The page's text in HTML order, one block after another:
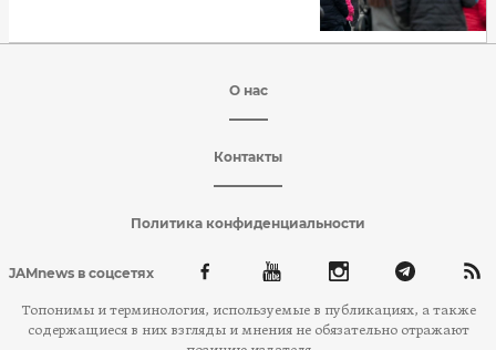
О нас
Контакты
Политика конфиденциальности
JAMnews в соцсетях
Топонимы и терминология, используемые в публикациях, а также
содержащиеся в них взгляды и мнения не обязательно отражают